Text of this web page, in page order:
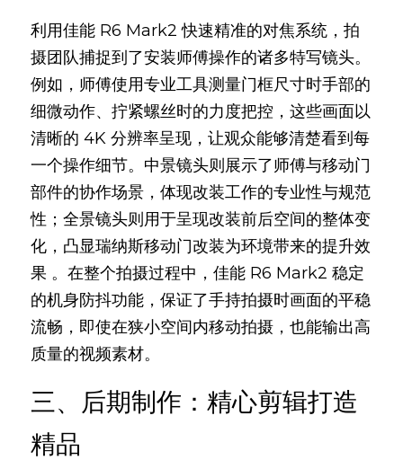
利用佳能 R6 Mark2 快速精准的对焦系统，拍
摄团队捕捉到了安装师傅操作的诸多特写镜头。
例如，师傅使用专业工具测量门框尺寸时手部的
细微动作、拧紧螺丝时的力度把控，这些画面以
清晰的 4K 分辨率呈现，让观众能够清楚看到每
一个操作细节。中景镜头则展示了师傅与移动门
部件的协作场景，体现改装工作的专业性与规范
性；全景镜头则用于呈现改装前后空间的整体变
化，凸显瑞纳斯移动门改装为环境带来的提升效
果 。在整个拍摄过程中，佳能 R6 Mark2 稳定
的机身防抖功能，保证了手持拍摄时画面的平稳
流畅，即使在狭小空间内移动拍摄，也能输出高
质量的视频素材。
三、后期制作：精心剪辑打造
精品